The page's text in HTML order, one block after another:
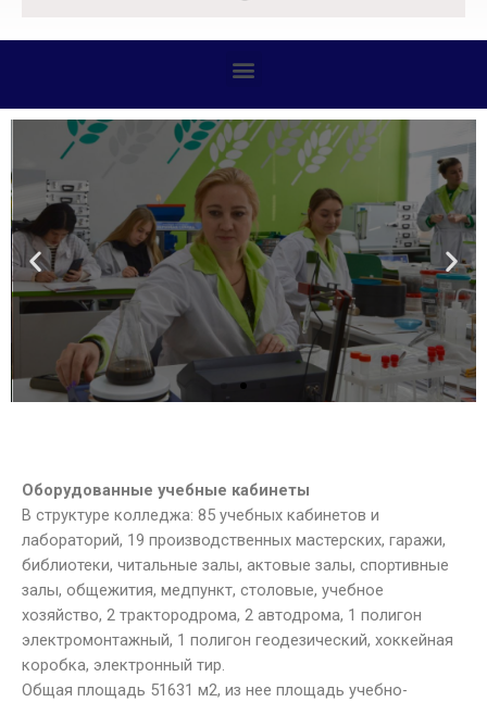
Платные
образовательные
услуги
Получи подробную информацию о
дополнительных программах
подготовки в современных
аудиториях и мастерских
колледжа
Оборудованные учебные кабинеты
В структуре колледжа: 85 учебных кабинетов и
лабораторий, 19 производственных мастерских, гаражи,
библиотеки, читальные залы, актовые залы, спортивные
залы, общежития, медпункт, столовые, учебное
хозяйство, 2 трактородрома, 2 автодрома, 1 полигон
электромонтажный, 1 полигон геодезический, хоккейная
коробка, электронный тир.
Общая площадь 51631 м2, из нее площадь учебно-